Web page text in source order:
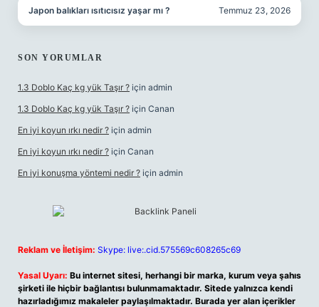
Japon balıkları ısıtıcısız yaşar mı ? Temmuz 23, 2026
SON YORUMLAR
1.3 Doblo Kaç kg yük Taşır ? için admin
1.3 Doblo Kaç kg yük Taşır ? için Canan
En iyi koyun ırkı nedir ? için admin
En iyi koyun ırkı nedir ? için Canan
En iyi konuşma yöntemi nedir ? için admin
Reklam ve İletişim: Skype: live:.cid.575569c608265c69
Yasal Uyarı: Bu internet sitesi, herhangi bir marka, kurum veya şahıs
şirketi ile hiçbir bağlantısı bulunmamaktadır. Sitede yalnızca kendi
hazırladığımız makaleler paylaşılmaktadır. Burada yer alan içerikler